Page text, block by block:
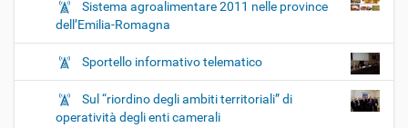
Sistema agroalimentare 2011 nelle province
dell’Emilia-Romagna
Sportello informativo telematico
Sul “riordino degli ambiti territoriali” di
operatività degli enti camerali